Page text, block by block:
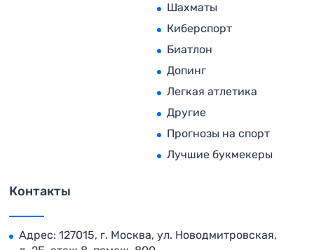
Шахматы
Киберспорт
Биатлон
Допинг
Легкая атлетика
Другие
Прогнозы на спорт
Лучшие букмекеры
Контакты
Адрес: 127015, г. Москва, ул. Новодмитровская,